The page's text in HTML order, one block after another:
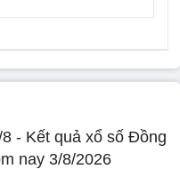
- Kết quả xổ số Đồng
nay 3/8/2026